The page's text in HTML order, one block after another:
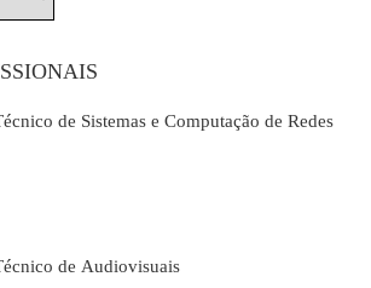
de Sistemas e Computação de Redes
de Audiovisuais